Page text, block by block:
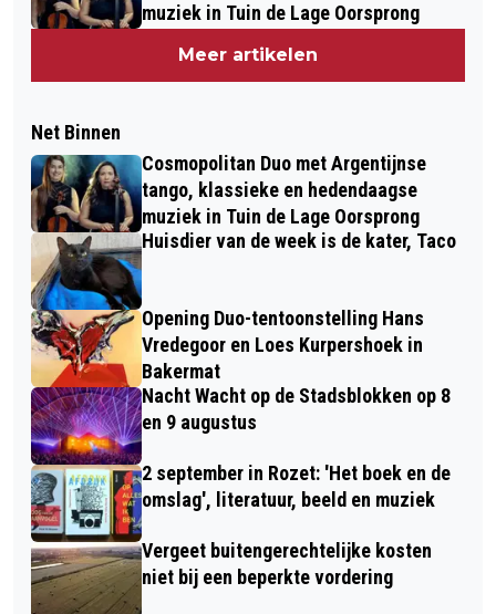
muziek in Tuin de Lage Oorsprong
Meer artikelen
Net Binnen
Cosmopolitan Duo met Argentijnse
tango, klassieke en hedendaagse
muziek in Tuin de Lage Oorsprong
Huisdier van de week is de kater, Taco
Opening Duo-tentoonstelling Hans
Vredegoor en Loes Kurpershoek in
Bakermat
Nacht Wacht op de Stadsblokken op 8
en 9 augustus
2 september in Rozet: 'Het boek en de
omslag', literatuur, beeld en muziek
Vergeet buitengerechtelijke kosten
niet bij een beperkte vordering